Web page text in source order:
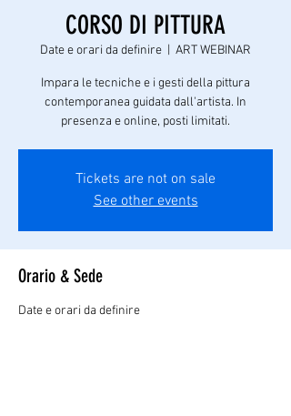
CORSO DI PITTURA
Date e orari da definire ART WEBINAR
Impara le tecniche e i gesti della pittura
contemporanea guidata dall'artista. In
presenza e online, posti limitati.
Tickets are not on sale
See other events
Orario & Sede
Date e orari da definire